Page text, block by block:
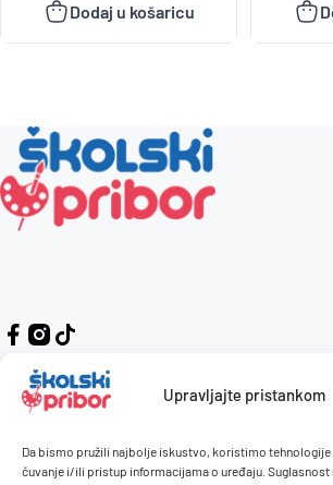
Upravljajte pristankom
Da bismo pružili najbolje iskustvo, koristimo
čuvanje i/ili pristup informacijama o uređaju.
Dodaj u košaricu
Kontakt